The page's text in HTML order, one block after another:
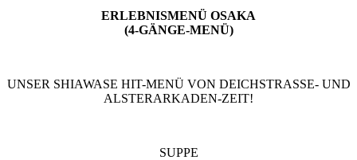
ERLEBNISMENÜ OSAKA
(4-GÄNGE-MENÜ)
UNSER SHIAWASE HIT-MENÜ VON DEICHSTRASSE- UND
ALSTERARKADEN-ZEIT!
SUPPE